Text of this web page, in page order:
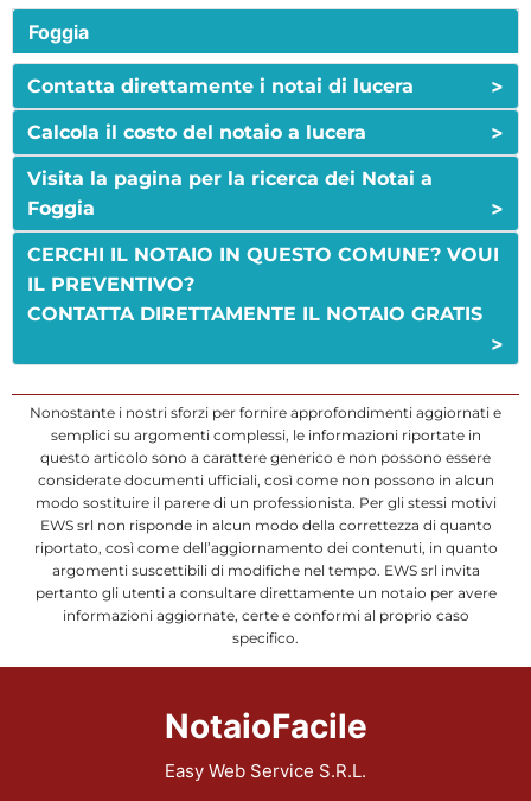
Foggia
Contatta direttamente i notai di lucera >
Calcola il costo del notaio a lucera >
Visita la pagina per la ricerca dei Notai a
Foggia
>
CERCHI IL NOTAIO IN QUESTO COMUNE? VOUI
IL PREVENTIVO?
CONTATTA DIRETTAMENTE IL NOTAIO GRATIS
>
Nonostante i nostri sforzi per fornire approfondimenti aggiornati e
semplici su argomenti complessi, le informazioni riportate in
questo articolo sono a carattere generico e non possono essere
considerate documenti ufficiali, così come non possono in alcun
modo sostituire il parere di un professionista. Per gli stessi motivi
EWS srl non risponde in alcun modo della correttezza di quanto
riportato, così come dell’aggiornamento dei contenuti, in quanto
argomenti suscettibili di modifiche nel tempo. EWS srl invita
pertanto gli utenti a consultare direttamente un notaio per avere
informazioni aggiornate, certe e conformi al proprio caso
specifico.
NotaioFacile
Easy Web Service S.R.L.